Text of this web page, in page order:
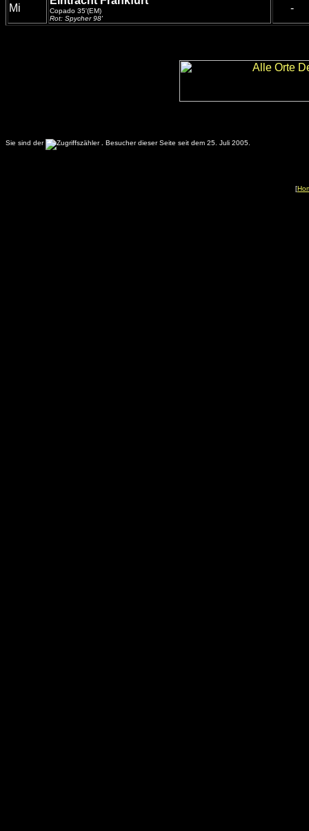
Mi
Copado 35'(EM)
Rot: Spycher 98'
-
Sie sind der . Besucher dieser Seite seit dem 25. Juli 2005.
[